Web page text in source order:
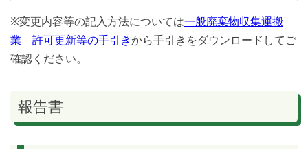
※変更内容等の記入方法については一般廃棄物収集運搬
業 許可更新等の手引きから手引きをダウンロードしてご
確認ください。
報告書